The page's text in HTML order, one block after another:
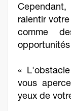
ralentir
comme
«
vous
yeux de